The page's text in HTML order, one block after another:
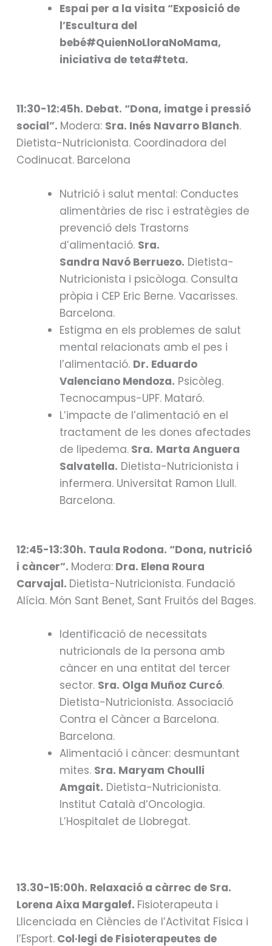
Espai per a la visita “Exposició de
l’Escultura del
bebé#QuienNoLloraNoMama,
iniciativa de teta#teta.
11:30-12:45h. Debat. “Dona, imatge i pressió
social”. Modera: Sra. Inés Navarro Blanch.
Dietista-Nutricionista. Coordinadora del
Codinucat. Barcelona
Nutrició i salut mental: Conductes
alimentàries de risc i estratègies de
prevenció dels Trastorns
d’alimentació. Sra.
Sandra Navó Berruezo. Dietista-
Nutricionista i psicòloga. Consulta
pròpia i CEP Eric Berne. Vacarisses.
Barcelona.
Estigma en els problemes de salut
mental relacionats amb el pes i
l’alimentació. Dr. Eduardo
Valenciano Mendoza. Psicòleg.
Tecnocampus-UPF. Mataró.
L’impacte de l’alimentació en el
tractament de les dones afectades
de lipedema. Sra. Marta Anguera
Salvatella. Dietista-Nutricionista i
infermera. Universitat Ramon Llull.
Barcelona.
12:45-13:30h. Taula Rodona. “Dona, nutrició
i càncer”. Modera: Dra. Elena Roura
Carvajal. Dietista-Nutricionista. Fundació
Alícia. Món Sant Benet, Sant Fruitós del Bages.
Identificació de necessitats
nutricionals de la persona amb
càncer en una entitat del tercer
sector. Sra. Olga Muñoz Curcó.
Dietista-Nutricionista. Associació
Contra el Càncer a Barcelona.
Barcelona.
Alimentació i càncer: desmuntant
mites. Sra. Maryam Choulli
Amgait. Dietista-Nutricionista.
Institut Català d’Oncologia.
L’Hospitalet de Llobregat.
13.30-15:00h. Relaxació a càrrec de Sra.
Lorena Aixa Margalef. Fisioterapeuta i
Llicenciada en Ciències de l’Activitat Física i
l’Esport. Col·legi de Fisioterapeutes de